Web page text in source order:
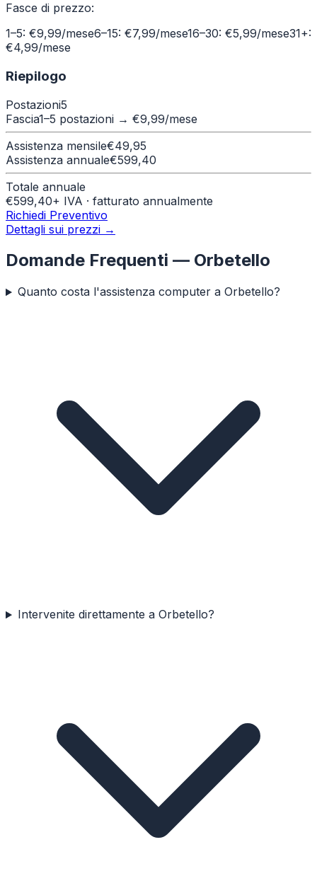
Fasce di prezzo:
1–5: €9,99/mese6–15: €7,99/mese16–30: €5,99/mese31+:
€4,99/mese
Riepilogo
Postazioni5
Fascia1–5 postazioni → €9,99/mese
Assistenza mensile€49,95
Assistenza annuale€599,40
Totale annuale
€599,40+ IVA · fatturato annualmente
Richiedi Preventivo
Dettagli sui prezzi →
Domande Frequenti — Orbetello
Quanto costa l'assistenza computer a Orbetello?
Intervenite direttamente a Orbetello?